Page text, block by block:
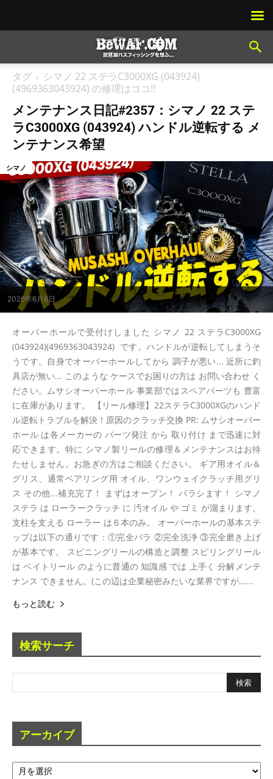
タグ
シマノ 22 ステラC3000XG (043924)
(4969363043924) の修理はココ!!
メンテナンス日記#2357：シマノ 22 ステ
ラC3000XG (043924) ハンドル逆転する メ
ンテナンス希望
2026年6月6日
シマノ
オーバーホールで受付けしました シマノ 22 ステラC3000XG
(043924)(4969363043924) です。ハンドルが逆転してしまうそ
うです。自身でオーバーホールしてから 調子が悪い... 近所に釣
具店が無い... このような ケースでお困りの方は お問い合わせ く
ださい。ムサシオーバーホール 事業部ではスペアパーツも 豊富
に在庫があります。 【リール修理】22ステラC3000XGのハンド
ル逆転トラブルを解決！原因のクラッチ交換 PR: ムサシオーバー
ホール は各メーカーの パーツ発注 から 取り付け まで迅速に対
応できます。特に シマノ製リールの修理＆メンテナンスはお待
たせしません。お急ぎの方はご相談ください。 ギア用オイル＆
グリス、通常ベアリング用 オイル、ワンウェイクラッチ用グリ
ス その他...補充完了！ まずはオープン！ バラシます！ シマノ
ステラ は ローラークラッチ に 汚オイル や ゴミ が溜まります。
支柱を支える ローラー は６本のみ。 オーバーホールの基本ステ
ップは以下の通りです：①完全バラ ②完全洗浄 ③完全磨き上げ
が基本です。 スピニングリールの構造と調整 スピリングリール
は ベイトリール のように普通の 知識感 では 上手く 分解メンテ
ナンス できません。(この辺は企業秘密みたいな業界ですが......
もっと読む
検索サーチ
アーカイブ
ア
ー